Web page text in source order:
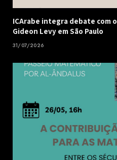
ICArabe integra debate com
Gideon Levy em São Paulo
31/07/2026